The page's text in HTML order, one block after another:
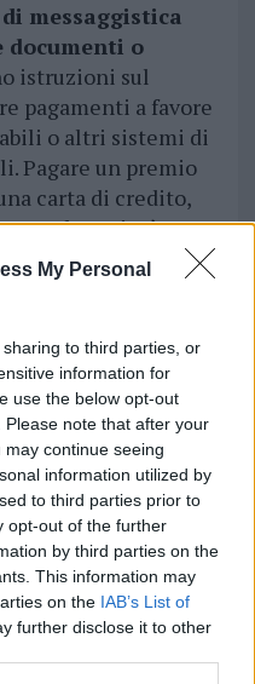
My Personal
to third parties, or
information for
use the below opt-out
note that after your
continue seeing
information utilized by
to third parties prior to
opt-out of the further
by third parties on the
This information may
on the IAB’s List of
further disclose it to other
messaggistica
documenti o
istruzioni sul
pagamenti a favore
o altri sistemi di
Pagare un premio
carta di credito,
un tabaccaio, è
ti restano dei
sul sito di
negli appositi
l’elenco degli
società
non conformi
o chiama
dell’IVASS:
stanno provocando
e ai soggetti che
con il